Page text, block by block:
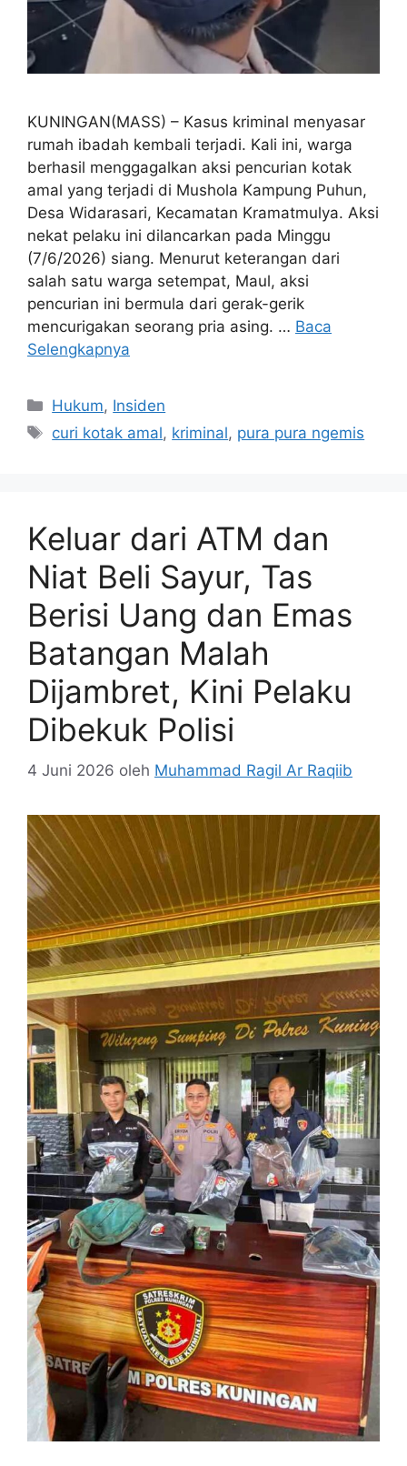
KUNINGAN(MASS) – Kasus kriminal menyasar
rumah ibadah kembali terjadi. Kali ini, warga
berhasil menggagalkan aksi pencurian kotak
amal yang terjadi di Mushola Kampung Puhun,
Desa Widarasari, Kecamatan Kramatmulya. Aksi
nekat pelaku ini dilancarkan pada Minggu
(7/6/2026) siang. Menurut keterangan dari
salah satu warga setempat, Maul, aksi
pencurian ini bermula dari gerak-gerik
mencurigakan seorang pria asing. … Baca
Selengkapnya
Kategori
Hukum, Insiden
Tag
curi kotak amal, kriminal, pura pura ngemis
Keluar dari ATM dan
Niat Beli Sayur, Tas
Berisi Uang dan Emas
Batangan Malah
Dijambret, Kini Pelaku
Dibekuk Polisi
4 Juni 2026 oleh Muhammad Ragil Ar Raqiib